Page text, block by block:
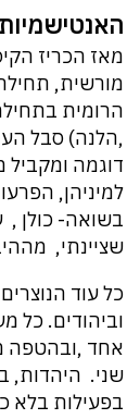
מאז הכריז
מורשית,
,הלנה) סבל
דוגמה
למיניהן,
בשואה- כולן
שציינתי,
כל עוד
וביהודים. כל
אחד ,ובהטפה
שני. היהדות,
בפעילות בלא